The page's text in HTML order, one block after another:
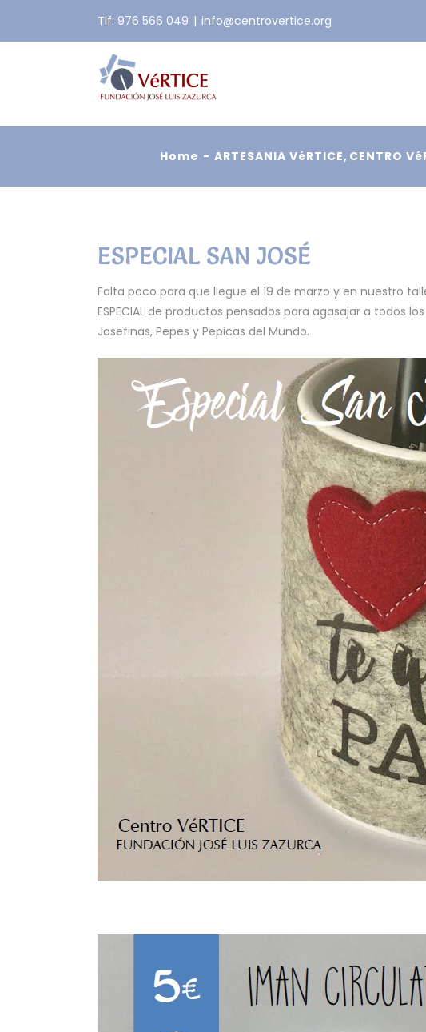
Tlf: 976 566 049 | info@centrovertice.org
Home ARTESANIA VéRTICE CENTRO
ESPECIAL SAN JOSÉ
Falta poco para que llegue el 19 de marzo y en nuestro
ESPECIAL de productos pensados para agasajar a todos
Josefinas, Pepes y Pepicas del Mundo.